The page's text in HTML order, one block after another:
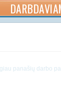
panašių darbo